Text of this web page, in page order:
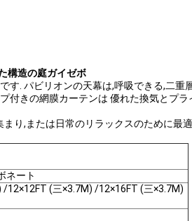
構造の庭ガイゼボ
. パビリオンの天幕は,呼吸できる,二
付きの網膜カーテンは 優れた換気とプ
り,または日常のリラックスのために最
ネート
12×12FT (三×3.7M) /12×16FT (三×3.7M)